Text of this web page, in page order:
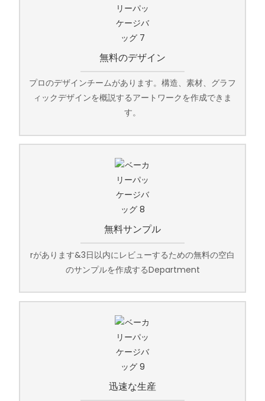
無料のデザイン
プロのデザインチームがあります。構造、素材、グラフ
ィックデザインを概説するアートワークを作成できま
す。
無料サンプル
rがあります&3日以内にレビューするための無料の空白
のサンプルを作成するDepartment
迅速な生産